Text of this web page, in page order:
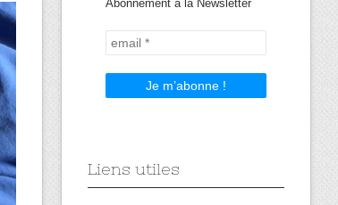
Abonnement à la Newsletter
Liens utiles